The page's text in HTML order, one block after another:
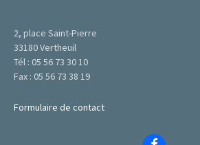
2, place Saint-Pierre
33180 Vertheuil
Tél : 05 56 73 30 10
Fax : 05 56 73 38 19
Formulaire de contact
Facebook